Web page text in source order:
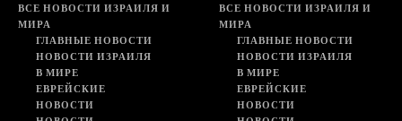
ВСЕ НОВОСТИ ИЗРАИЛЯ И
МИРА
ГЛАВНЫЕ НОВОСТИ
НОВОСТИ ИЗРАИЛЯ
В МИРЕ
ЕВРЕЙСКИЕ
НОВОСТИ
ВСЕ НОВОСТИ ИЗРАИЛЯ И
МИРА
ГЛАВНЫЕ НОВОСТИ
НОВОСТИ ИЗРАИЛЯ
В МИРЕ
ЕВРЕЙСКИЕ
НОВОСТИ